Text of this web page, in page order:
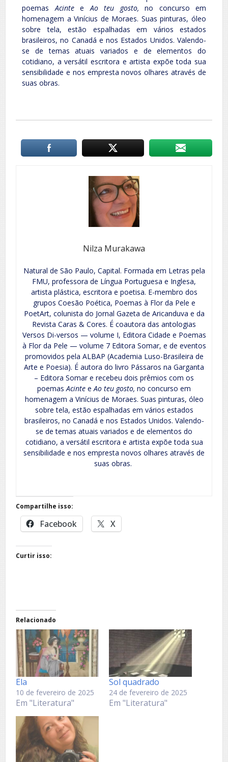
poemas Acintee Ao teu gosto, no concurso em
homenagem a Vinícius de Moraes. Suas pinturas, óleo
sobre tela, estão espalhadas em vários estados
brasileiros, no Canadá e nos Estados Unidos. Valendo-
se de temas atuais variados e de elementos do
cotidiano, a versátil escritora e artista expõe toda sua
sensibilidade e nos empresta novos olhares através de
suas obras.
Nilza Murakawa
Natural de São Paulo, Capital. Formada em Letras pela
FMU, professora de Língua Portuguesa e Inglesa,
artista plástica, escritora e poetisa. E-membro dos
grupos Coesão Poética, Poemas à Flor da Pele e
PoetArt, colunista do Jornal Gazeta de Aricanduva e da
Revista Caras & Cores. É coautora das antologias
Versos Di-versos — volume I, Editora Cidade e Poemas
à Flor da Pele — volume 7 Editora Somar, e de eventos
promovidos pela ALBAP (Academia Luso-Brasileira de
Arte e Poesia). É autora do livro Pássaros na Garganta
– Editora Somar e recebeu dois prêmios com os
poemas Acinte e Ao teu gosto, no concurso em
homenagem a Vinícius de Moraes. Suas pinturas, óleo
sobre tela, estão espalhadas em vários estados
brasileiros, no Canadá e nos Estados Unidos. Valendo-
se de temas atuais variados e de elementos do
cotidiano, a versátil escritora e artista expõe toda sua
sensibilidade e nos empresta novos olhares através de
suas obras.
Compartilhe isso:
Facebook X
Curtir isso:
Relacionado
Ela
10 de fevereiro de 2025
Em "Literatura"
Sol quadrado
24 de fevereiro de 2025
Em "Literatura"